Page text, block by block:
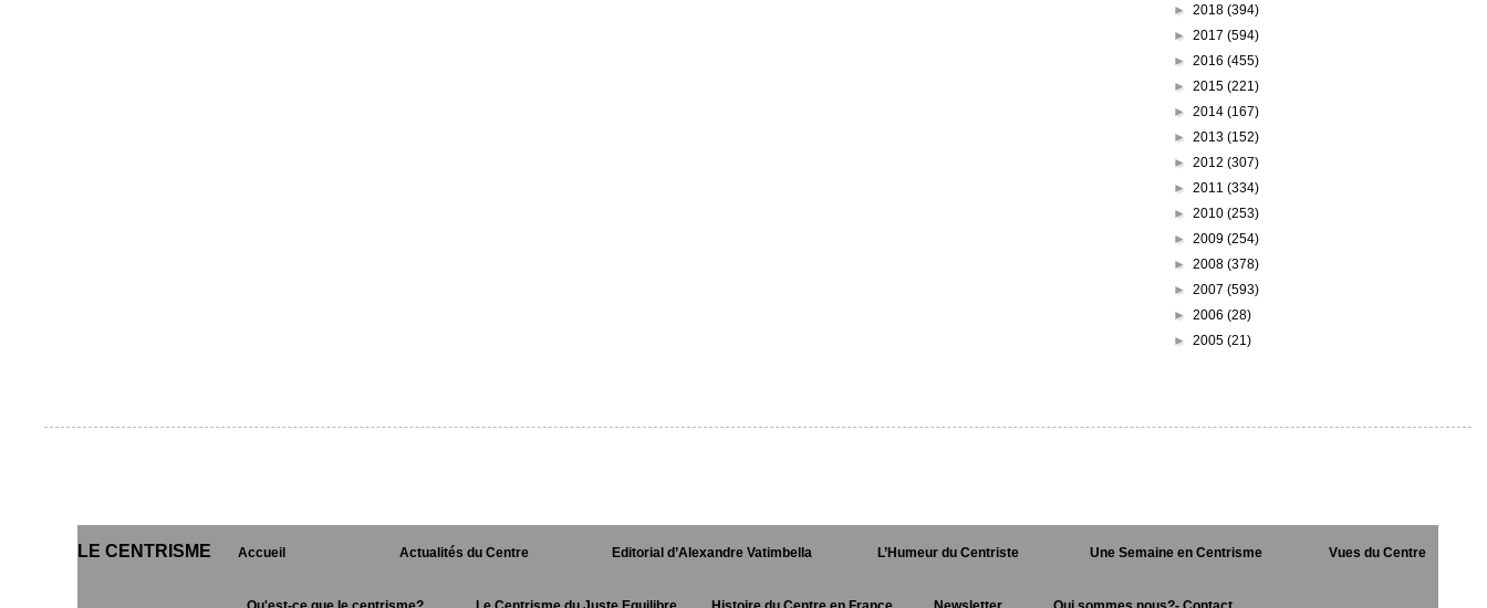
► 2018 (394)
► 2017 (594)
► 2016 (455)
► 2015 (221)
► 2014 (167)
► 2013 (152)
► 2012 (307)
► 2011 (334)
► 2010 (253)
► 2009 (254)
► 2008 (378)
► 2007 (593)
► 2006 (28)
► 2005 (21)
LE CENTRISME Accueil Actualités du Centre Editorial d’Alexandre Vatimbella L’Humeur du Centriste Une Semaine en Centrisme Vues du Centre